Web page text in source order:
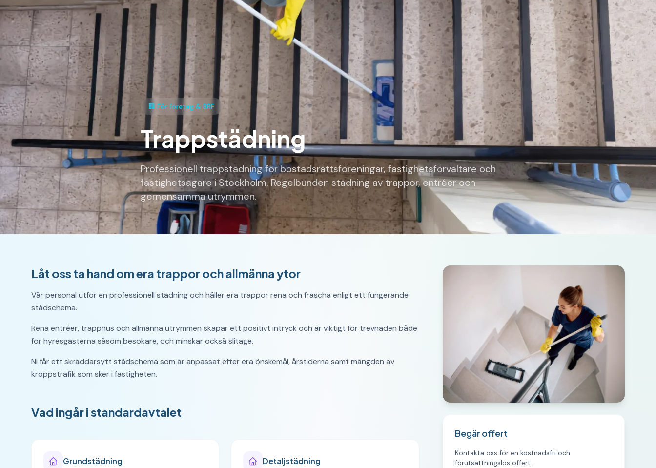
🏢 För företag & BRF
Trappstädning
Professionell trappstädning för bostadsrättsföreningar, fastighetsförvaltare och
fastighetsägare i Stockholm. Regelbunden städning av trappor, entréer och
gemensamma utrymmen.
Låt oss ta hand om era trappor och allmänna ytor
Vår personal utför en professionell städning och håller era trappor rena och fräscha enligt ett fungerande
städschema.
Rena entréer, trapphus och allmänna utrymmen skapar ett positivt intryck och är viktigt för trevnaden både
för hyresgästerna såsom besökare, och minskar också slitage.
Ni får ett skräddarsytt städschema som är anpassat efter era önskemål, årstiderna samt mängden av
kroppstrafik som sker i fastigheten.
Vad ingår i standardavtalet
Grundstädning Detaljstädning
Begär offert
Kontakta oss för en kostnadsfri och
förutsättningslös offert.